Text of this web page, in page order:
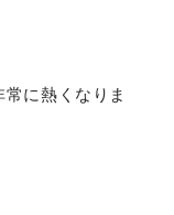
に熱くなりま